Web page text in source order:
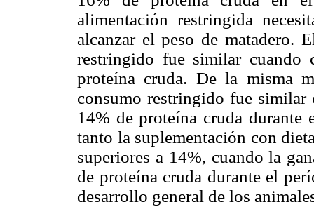
alimentación restringida
alcanzar el peso de matadero.
restringido fue similar cuando
proteína cruda. De la misma
consumo restringido fue similar
14% de proteína cruda
tanto la suplementación con
superiores a 14%, cuando la
de proteína cruda durante el
desarrollo general de los